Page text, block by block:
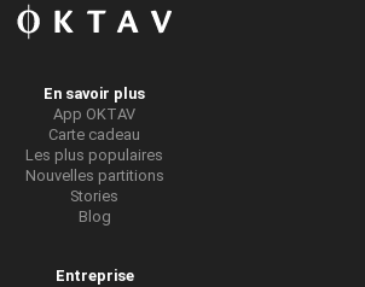
En savoir plus
App OKTAV
Carte cadeau
Les plus populaires
Nouvelles partitions
Stories
Blog
Entreprise